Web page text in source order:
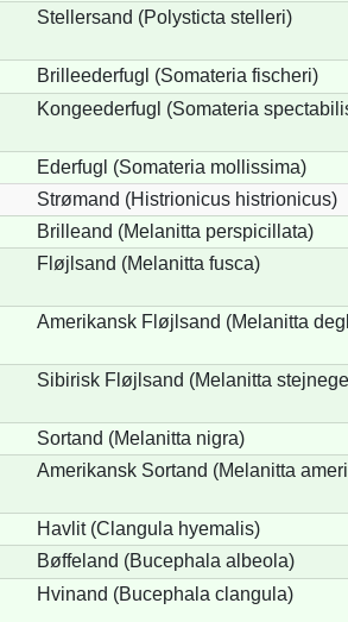
Stellersand (Polysticta stelleri)
Brilleederfugl (Somateria fischeri)
Kongeederfugl (Somateria
Ederfugl (Somateria mollissima)
Strømand (Histrionicus histrionicus)
Brilleand (Melanitta perspicillata)
Fløjlsand (Melanitta fusca)
Amerikansk Fløjlsand (Melanitta
Sibirisk Fløjlsand (Melanitta
Sortand (Melanitta nigra)
Amerikansk Sortand (Melanitta
Havlit (Clangula hyemalis)
Bøffeland (Bucephala albeola)
Hvinand (Bucephala clangula)